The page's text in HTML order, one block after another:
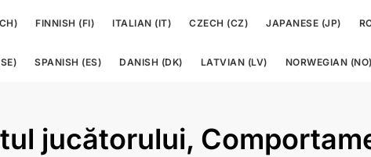
FINNISH (FI) ITALIAN (IT) CZECH (CZ) JAPANESE (JP)
SPANISH (ES) DANISH (DK) LATVIAN (LV) NORWEGIAN (NO)
jucătorului,